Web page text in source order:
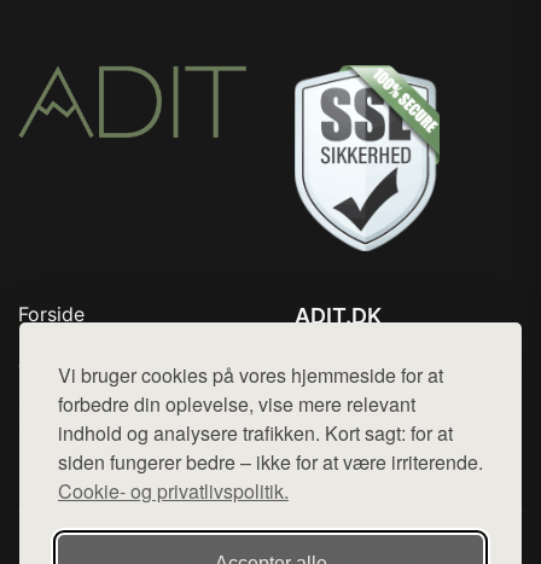
Vi bruger cookies på vores hjemmeside for at
forbedre din oplevelse, vise mere relevant
indhold og analysere trafikken. Kort sagt: for at
siden fungerer bedre – ikke for at være irriterende.
Cookie- og privatlivspolitik.
Forside
Top Rabatter
Blog
Kontakt
ADIT.DK
Mail: hej@want.dk
Cookie- og privatlivspolitik